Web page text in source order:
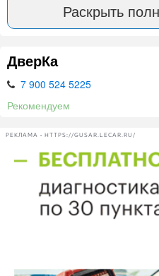
Вы можете оставить отзыв
Малая энергетика Вятские
Малая энергетика в
Нашли ошибку?
Раскрыть
ДверКа
7 900 524 5225
Рекомендуем
РЕКЛАМА • HTTPS://GUSAR.LECAR.RU/